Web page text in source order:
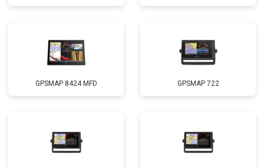
GPSMAP 8424 MFD GPSMAP 722